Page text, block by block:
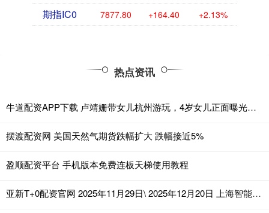
期指IC0 7877.80 +164.40 +2.13%
热点资讯
牛道配资APP下载 卢靖姗带女儿杭州游玩，4岁女儿正面曝光，五官立体精致很像韩庚
摆渡配资网 美国天然气期货跌幅扩大 跌幅接近5%
盈顺配资平台 手机版本免费连板天梯使用教程
亚新T+0配资官网 2025年11月29日\ 2025年12月20日 上海智能建造化工环保产业链招聘会 2025下半年排期表 社会招聘会（上海市中小企业服务大楼）